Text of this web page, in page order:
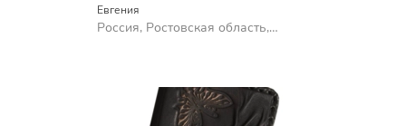
Евгения
Россия, Ростовская область,